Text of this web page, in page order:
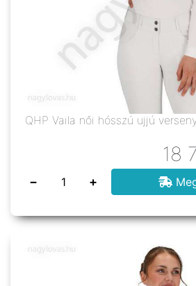
QHP Vaila női hósszú ujjú
18
− +